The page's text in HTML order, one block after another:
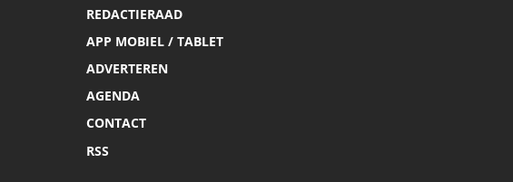
REDACTIERAAD
APP MOBIEL / TABLET
ADVERTEREN
AGENDA
CONTACT
RSS